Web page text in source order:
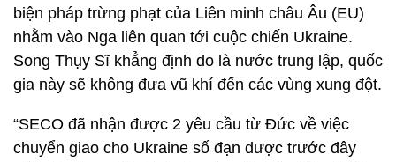
biện pháp trừng phạt của Liên minh châu Âu (EU)
nhằm vào Nga liên quan tới cuộc chiến Ukraine.
Song Thụy Sĩ khẳng định do là nước trung lập, quốc
gia này sẽ không đưa vũ khí đến các vùng xung đột.
“SECO đã nhận được 2 yêu cầu từ Đức về việc
chuyển giao cho Ukraine số đạn dược trước đây